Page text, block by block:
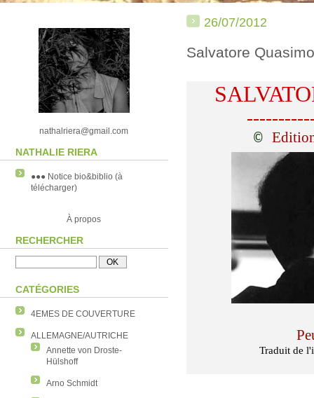
nathalriera@gmail.com
NATHALIE RIERA
●●● Notice bio&biblio (à
télécharger)
À propos
RECHERCHER
CATÉGORIES
4EMES DE COUVERTURE
ALLEMAGNE/AUTRICHE
Annette von Droste-
Hülshoff
Arno Schmidt
26/07/2012
Salvatore
©
Traduit de